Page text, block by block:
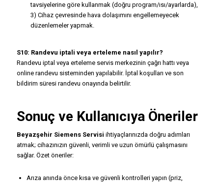
tavsiyelerine göre kullanmak (doğru program/ısı/ayarlarda),
3) Cihaz çevresinde hava dolaşımını engellemeyecek
düzenlemeler yapmak.
S10: Randevu iptali veya erteleme nasıl yapılır?
Randevu iptal veya erteleme servis merkezinin çağrı hattı veya
online randevu sisteminden yapılabilir. İptal koşulları ve son
bildirim süresi randevu onayında belirtilir.
Sonuç ve Kullanıcıya Öneriler
Beyazşehir Siemens Servisi ihtiyaçlarınızda doğru adımları
atmak; cihazınızın güvenli, verimli ve uzun ömürlü çalışmasını
sağlar. Özet öneriler:
Arıza anında önce kısa ve güvenli kontrolleri yapın (priz,